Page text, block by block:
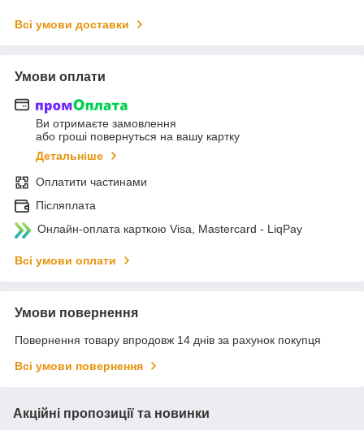
Всі умови доставки
Умови оплати
Ви отримаєте замовлення
або гроші повернуться на вашу картку
Детальніше
Оплатити частинами
Післяплата
Онлайн-оплата карткою Visa, Mastercard - LiqPay
Всі умови оплати
Умови повернення
Повернення товару впродовж 14 днів за рахунок покупця
Всі умови повернення
Акційні пропозиції та новинки